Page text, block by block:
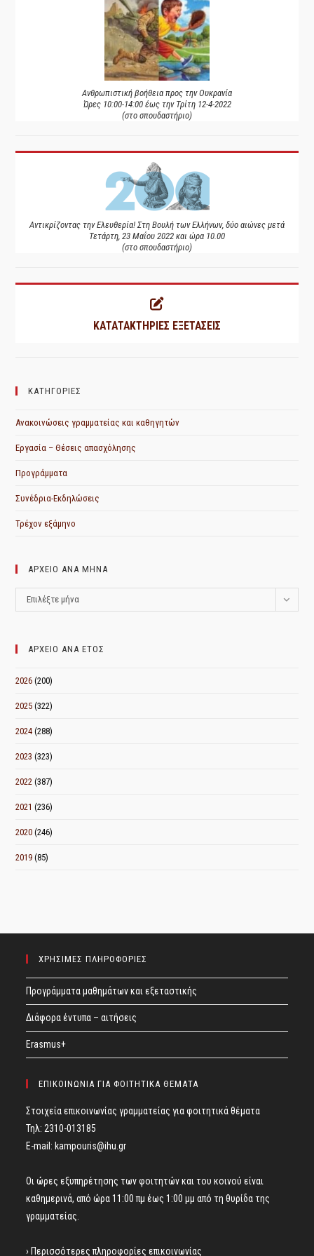
Ανθρωπιστική βοήθεια προς την Ουκρανία
Ώρες 10:00-14:00 έως την Τρίτη 12-4-2022
(στο σπουδαστήριο)
Αντικρίζοντας την Ελευθερία! Στη Βουλή των Ελλήνων, δύο αιώνες μετά
Τετάρτη, 23 Μαΐου 2022 και ώρα 10.00
(στο σπουδαστήριο)
ΚΑΤΑΤΑΚΤΗΡΙΕΣ ΕΞΕΤΑΣΕΙΣ
ΚΑΤΗΓΟΡΙΕΣ
Ανακοινώσεις γραμματείας και καθηγητών
Εργασία – Θέσεις απασχόλησης
Προγράμματα
Συνέδρια-Εκδηλώσεις
Τρέχον εξάμηνο
ΑΡΧΕΙΟ ΑΝΑ ΜΗΝΑ
ΑΡΧΕΙΟ
ΑΝΑ
Επιλέξτε μήνα
ΑΡΧΕΙΟ ΑΝΑ ΕΤΟΣ
2026 (200)
2025 (322)
2024 (288)
2023 (323)
2022 (387)
2021 (236)
2020 (246)
2019 (85)
ΧΡΗΣΙΜΕΣ ΠΛΗΡΟΦΟΡΙΕΣ
Προγράμματα μαθημάτων και εξεταστικής
Διάφορα έντυπα – αιτήσεις
Erasmus+
ΕΠΙΚΟΙΝΩΝΙΑ ΓΙΑ ΦΟΙΤΗΤΙΚΑ ΘΕΜΑΤΑ
Στοιχεία επικοινωνίας γραμματείας για φοιτητικά θέματα
Τηλ: 2310-013185
E-mail: kampouris@ihu.gr
Οι ώρες εξυπηρέτησης των φοιτητών και του κοινού είναι
καθημερινά, από ώρα 11:00 πμ έως 1:00 μμ από τη θυρίδα της
γραμματείας.
› Περισσότερες πληροφορίες επικοινωνίας